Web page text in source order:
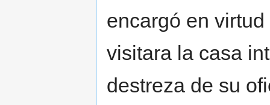
encargó en
visitara la casa
destreza de su